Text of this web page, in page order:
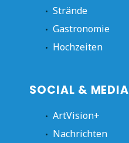
Strände
Gastronomie
Hochzeiten
SOCIAL & MEDIA
ArtVision+
Nachrichten